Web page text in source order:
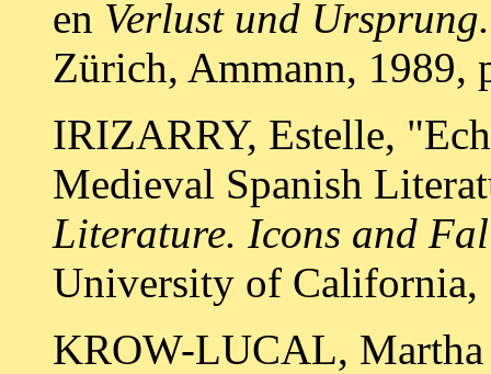
en Verlust und
Zürich, Ammann, 1989,
IRIZARRY, Estelle,
Medieval Spanish
Literature. Icons and
University of California,
KROW-LUCAL, Martha